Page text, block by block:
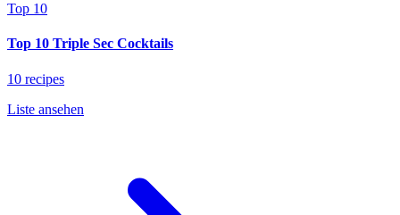
Top 10
Top 10 Triple Sec Cocktails
10 recipes
Liste ansehen